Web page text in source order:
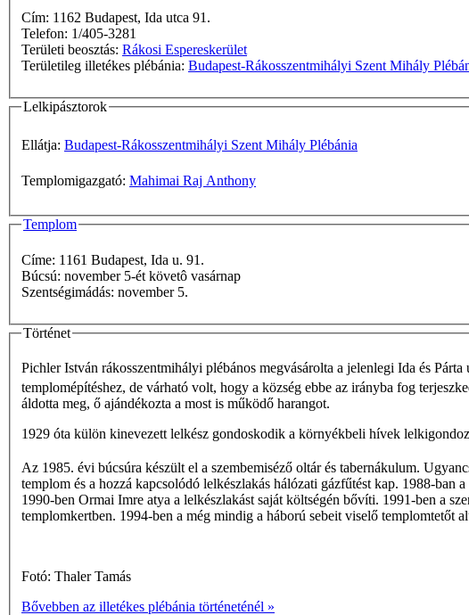
Cím: 1162 Budapest, Ida utca 91.
Telefon: 1/405-3281
Területi beosztás: Rákosi Espereskerület
Területileg illetékes plébánia: Budapest-Rákosszentmihályi Szent Mihály
Lelkipásztorok
Ellátja: Budapest-Rákosszentmihályi Szent Mihály Plébánia
Templomigazgató: Mahimai Raj Anthony
Templom
Címe: 1161 Budapest, Ida u. 91.
Búcsú: november 5-ét követô vasárnap
Szentségimádás: november 5.
Történet
Pichler István rákosszentmihályi plébános megvásárolta a jelenlegi Ida és
templomépítéshez, de várható volt, hogy a község ebbe az irányba fog
áldotta meg, ő ajándékozta a most is működő harangot.
1929 óta külön kinevezett lelkész gondoskodik a környékbeli hívek
Az 1985. évi búcsúra készült el a szembemiséző oltár és tabernákulum.
templom és a hozzá kapcsolódó lelkészlakás hálózati gázfűtést kap. 1988-ban
1990-ben Ormai Imre atya a lelkészlakást saját költségén bővíti. 1991-ben a
templomkertben. 1994-ben a még mindig a háború sebeit viselő templomtetőt
Fotó: Thaler Tamás
Bővebben az illetékes plébánia történeténél »